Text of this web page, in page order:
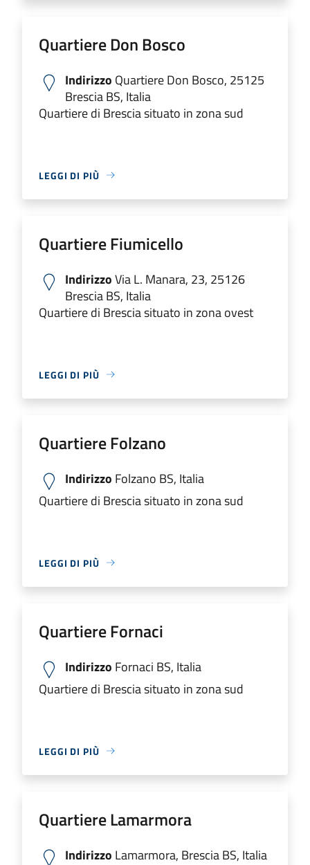
Quartiere Don Bosco
Indirizzo Quartiere Don Bosco, 25125
Brescia BS, Italia
Quartiere di Brescia situato in zona sud
LEGGI DI PIÙ
Quartiere Fiumicello
IndirizzoVia L. Manara, 23, 25126
Brescia BS, Italia
Quartiere di Brescia situato in zona ovest
LEGGI DI PIÙ
Quartiere Folzano
Indirizzo Folzano BS, Italia
Quartiere di Brescia situato in zona sud
LEGGI DI PIÙ
Quartiere Fornaci
Indirizzo Fornaci BS, Italia
Quartiere di Brescia situato in zona sud
LEGGI DI PIÙ
Quartiere Lamarmora
Indirizzo Lamarmora, Brescia BS, Italia